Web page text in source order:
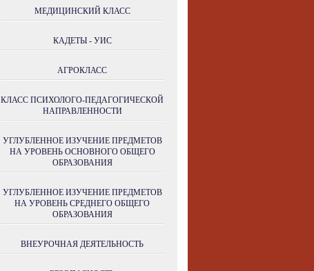
МЕДИЦИНСКИЙ КЛАСС
КАДЕТЫ - УИС
АГРОКЛАСС
КЛАСС ПСИХОЛОГО-ПЕДАГОГИЧЕСКОЙ
НАПРАВЛЕННОСТИ
УГЛУБЛЕННОЕ ИЗУЧЕНИЕ ПРЕДМЕТОВ
НА УРОВЕНЬ ОСНОВНОГО ОБЩЕГО
ОБРАЗОВАНИЯ
УГЛУБЛЕННОЕ ИЗУЧЕНИЕ ПРЕДМЕТОВ
НА УРОВЕНЬ СРЕДНЕГО ОБЩЕГО
ОБРАЗОВАНИЯ
ВНЕУРОЧНАЯ ДЕЯТЕЛЬНОСТЬ